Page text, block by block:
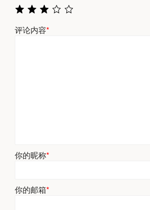
评论内容*
你的昵称*
你的邮箱*